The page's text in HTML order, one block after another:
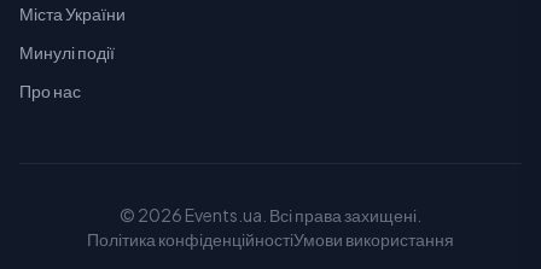
Міста України
Минулі події
Про нас
© 2026 Events.ua. Всі права захищені.
Політика конфіденційностіУмови використання